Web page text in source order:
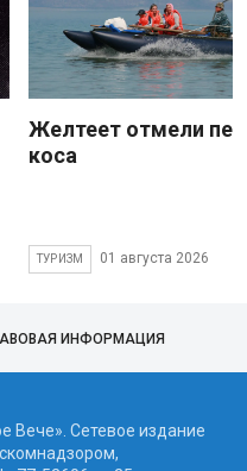
Желтеет отмели
коса
ТУРИЗМ 01 августа 2026
ИНФОРМАЦИЯ
Вече». Сетевое издание